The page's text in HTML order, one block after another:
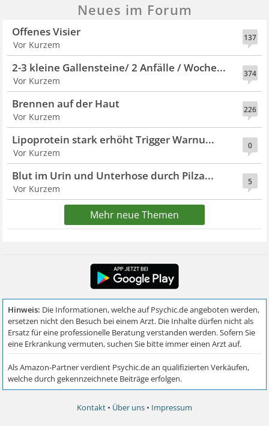
Neues im Forum
137
Offenes Visier
Vor Kurzem
374
2-3 kleine Gallensteine/ 2 Anfälle / Woche...
Vor Kurzem
226
Brennen auf der Haut
Vor Kurzem
0
Lipoprotein stark erhöht Trigger Warnu...
Vor Kurzem
5
Blut im Urin und Unterhose durch Pilza...
Vor Kurzem
Mehr neue Themen
Kontakt • Über uns • Impressum